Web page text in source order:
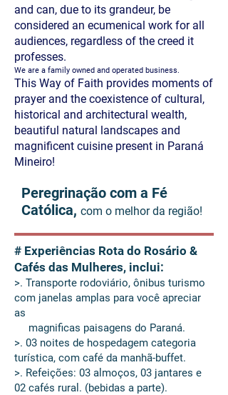
and can, due to its grandeur, be
considered an ecumenical work for all
audiences, regardless of the creed it
professes.
We are a family owned and operated business.
This Way of Faith provides moments of
prayer and the coexistence of cultural,
historical and architectural wealth,
beautiful natural landscapes and
magnificent cuisine present in Paraná
Mineiro!
Peregrinação com a Fé
Católica, com o melhor da região!
# Experiências Rota do Rosário &
Cafés das Mulheres, inclui:
>. Transporte rodoviário, ônibus turismo
com janelas amplas para você apreciar
as
magnificas paisagens do Paraná.
>. 03 noites de hospedagem categoria
turística, com café da manhã-buffet.
>. Refeições: 03 almoços, 03 jantares e
02 cafés rural. (bebidas a parte).